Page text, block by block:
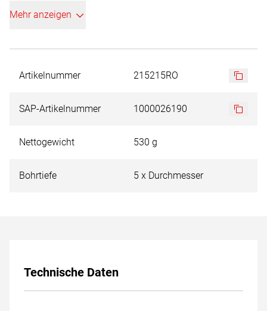
Hohe Zähigkeit und Wärmebeständigkeit, für Bohrungen in
Mehr anzeigen
Artikelnummer 215215RO
SAP-Artikelnummer 1000026190
Nettogewicht 530 g
Bohrtiefe 5 x Durchmesser
Technische Daten